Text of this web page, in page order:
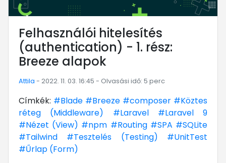
Felhasználói hitelesítés
(authentication) - 1. rész:
Breeze alapok
Attila - 2022. 11. 03. 16:45 - Olvasási idő: 5 perc
Címkék: #Blade #Breeze #composer #Köztes
réteg (Middleware)
#Laravel
#Laravel 9
#Nézet (View) #npm #Routing #SPA #SQLite
#Tailwind
#Tesztelés (Testing)
#UnitTest
#Űrlap (Form)